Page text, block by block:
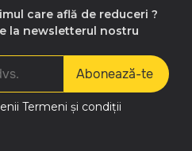
care află de reduceri ?
la newsletterul nostru
Abonează-te
Termeni și condiții